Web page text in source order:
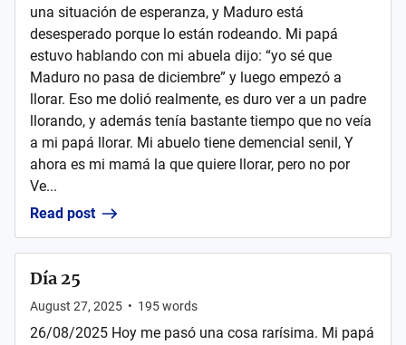
una situación de esperanza, y Maduro está
desesperado porque lo están rodeando. Mi papá
estuvo hablando con mi abuela dijo: “yo sé que
Maduro no pasa de diciembre” y luego empezó a
llorar. Eso me dolió realmente, es duro ver a un padre
llorando, y además tenía bastante tiempo que no veía
a mi papá llorar. Mi abuelo tiene demencial senil, Y
ahora es mi mamá la que quiere llorar, pero no por
Ve...
Read post
Día 25
August 27, 2025 • 195words
26/08/2025 Hoy me pasó una cosa rarísima. Mi papá